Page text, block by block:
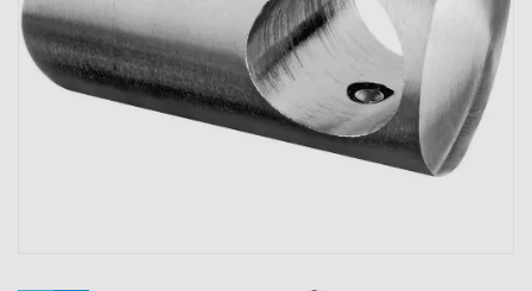
ons voorop, want we geloven dat een
goede relatie met onze klanten het
verschil maakt.